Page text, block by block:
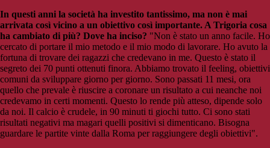
In questi anni la società ha investito tantissimo, ma non è mai
arrivata così vicino a un obiettivo così importante. A Trigoria cosa
ha cambiato di più? Dove ha inciso? "Non è stato un anno facile. Ho
cercato di portare il mio metodo e il mio modo di lavorare. Ho avuto la
fortuna di trovare dei ragazzi che credevano in me. Questo è stato il
segreto dei 70 punti ottenuti finora. Abbiamo trovato il feeling, obiettivi
comuni da sviluppare giorno per giorno. Sono passati 11 mesi, ora
quello che prevale è riuscire a coronare un risultato a cui neanche noi
credevamo in certi momenti. Questo lo rende più atteso, dipende solo
da noi. Il calcio è crudele, in 90 minuti ti giochi tutto. Ci sono stati
risultati negativi ma magari quelli positivi si dimenticano. Bisogna
guardare le partite vinte dalla Roma per raggiungere degli obiettivi".